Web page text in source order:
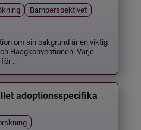
Barnperspektivet
om sin bakgrund är en viktig
Haagkonventionen. Varje
...
adoptionsspecifika